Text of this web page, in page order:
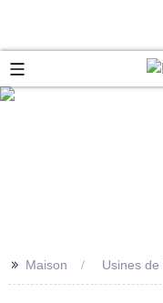
>> Maison Usines